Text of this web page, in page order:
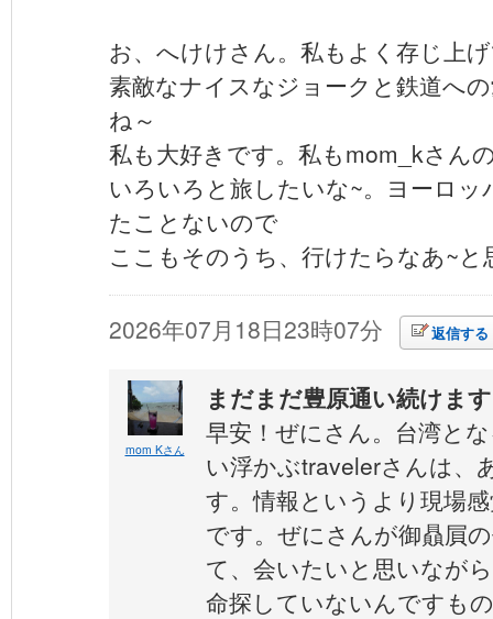
お、へけけさん。私もよく存じ上
素敵なナイスなジョークと鉄道へ
ね～
私も大好きです。私もmom_kさん
いろいろと旅したいな~。ヨーロッ
たことないので
ここもそのうち、行けたらなあ~
2026年07月18日23時07分 返信する
mom Kさん
まだまだ豊原通い続けます
早安！ぜにさん。台湾と
い浮かぶtravelerさんは、
す。情報というより現場
です。ぜにさんが御贔屓
て、会いたいと思いなが
命探していないんですも